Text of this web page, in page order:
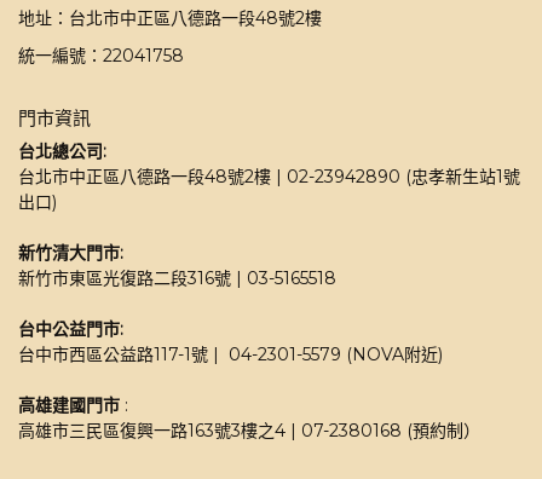
地址：台北市中正區八德路一段48號2樓
統一編號：22041758
門市資訊
台北總公司:
台北市中正區八德路一段48號2樓 | 02-23942890 (忠孝新生站1號
出口)
新竹清大門市:
新竹市東區光復路二段316號 | 03-5165518
台中公益門市:
台中市西區公益路117-1號 |  04-2301-5579 (NOVA附近)
高雄建國門市 :
高雄市三民區復興一路163號3樓之4 | 07-2380168 (預約制）